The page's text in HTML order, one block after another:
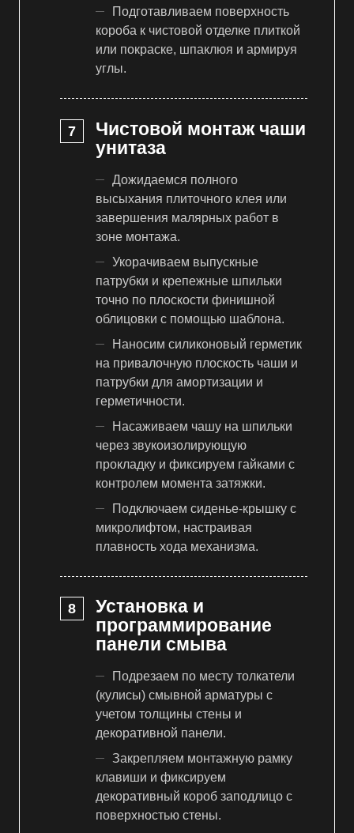
Подготавливаем поверхность
короба к чистовой отделке плиткой
или покраске, шпаклюя и армируя
углы.
Чистовой монтаж чаши
унитаза
Дожидаемся полного
высыхания плиточного клея или
завершения малярных работ в
зоне монтажа.
Укорачиваем выпускные
патрубки и крепежные шпильки
точно по плоскости финишной
облицовки с помощью шаблона.
Наносим силиконовый герметик
на привалочную плоскость чаши и
патрубки для амортизации и
герметичности.
Насаживаем чашу на шпильки
через звукоизолирующую
прокладку и фиксируем гайками с
контролем момента затяжки.
Подключаем сиденье-крышку с
микролифтом, настраивая
плавность хода механизма.
Установка и
программирование
панели смыва
Подрезаем по месту толкатели
(кулисы) смывной арматуры с
учетом толщины стены и
декоративной панели.
Закрепляем монтажную рамку
клавиши и фиксируем
декоративный короб заподлицо с
поверхностью стены.